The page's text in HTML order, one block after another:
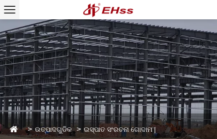
ଉତ୍ପାଦଗୁଡିକ ଇସ୍ପାତ ସଂରଚନା ଗୋଦାମ |